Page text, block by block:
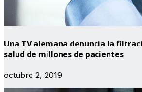
Una TV alemana denuncia la
salud de millones de pacientes
octubre 2, 2019